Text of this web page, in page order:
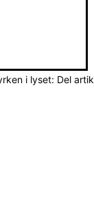
i lyset: Del